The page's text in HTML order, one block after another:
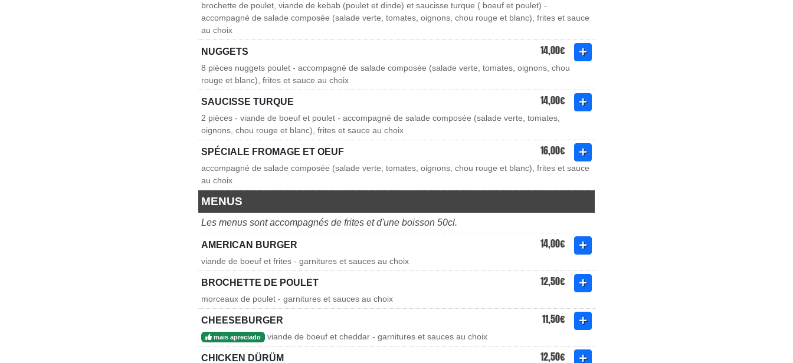
brochette de poulet, viande de kebab (poulet et dinde) et saucisse turque ( boeuf et poulet) -
accompagné de salade composée (salade verte, tomates, oignons, chou rouge et blanc), frites et sauce
au choix
NUGGETS 14,00€
8 pièces nuggets poulet - accompagné de salade composée (salade verte, tomates, oignons, chou
rouge et blanc), frites et sauce au choix
SAUCISSE TURQUE 14,00€
2 pièces - viande de boeuf et poulet - accompagné de salade composée (salade verte, tomates,
oignons, chou rouge et blanc), frites et sauce au choix
SPÉCIALE FROMAGE ET OEUF 16,00€
accompagné de salade composée (salade verte, tomates, oignons, chou rouge et blanc), frites et sauce
au choix
MENUS
Les menus sont accompagnés de frites et d'une boisson 50cl.
AMERICAN BURGER 14,00€
viande de boeuf et frites - garnitures et sauces au choix
BROCHETTE DE POULET 12,50€
morceaux de poulet - garnitures et sauces au choix
CHEESEBURGER 11,50€
mais apreciado viande de boeuf et cheddar - garnitures et sauces au choix
CHICKEN DÜRÜM 12,50€